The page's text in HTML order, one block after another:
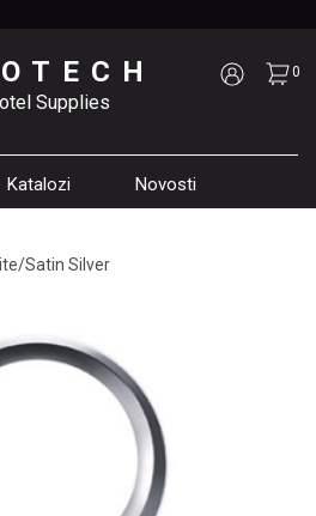
Katalozi Novosti
Supplies
0
Satin Silver